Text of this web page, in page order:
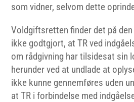
som vidner, selvom dette
Voldgiftsretten finder det på
ikke godtgjort, at TR ved
om rådgivning har tilsidesat sin
herunder ved at undlade at
ikke kunne gennemføres uden
at TR i forbindelse med